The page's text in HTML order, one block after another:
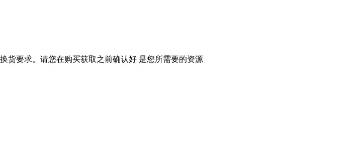
货要求。请您在购买获取之前确认好 是您所需要的资源